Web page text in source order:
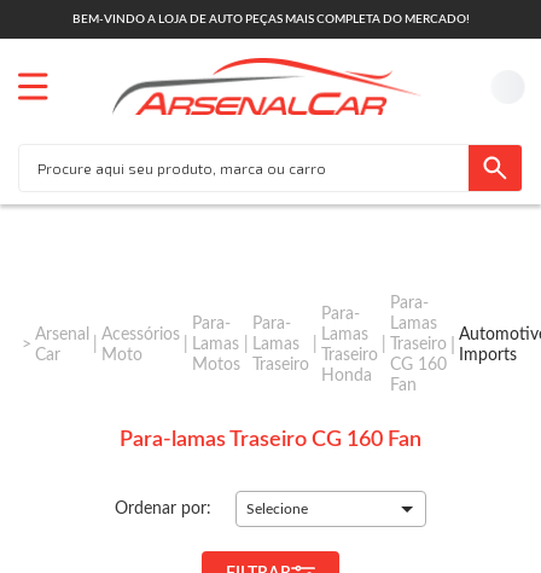
BEM-VINDO A LOJA DE AUTO PEÇAS MAIS COMPLETA DO MERCADO!
Arsenal
Car
Acessórios
Moto
Para-
Lamas
Motos
Para-
Lamas
Traseiro
Para-
Lamas
Traseiro
Honda
Para-
Lamas
Traseiro
CG 160
Fan
Imports
Para-lamas Traseiro CG 160 Fan
Ordenar por: Selecione